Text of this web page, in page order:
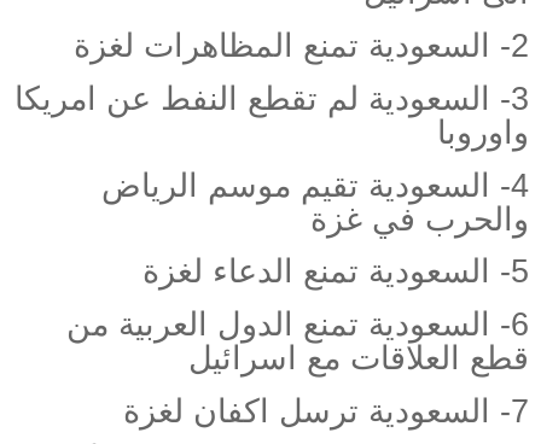
2-
السعودية تمنع المظاهرات لغزة
3-
السعودية لم تقطع النفط عن امريكا
واوروبا
4-
السعودية تقيم موسم الرياض
والحرب في غزة
5-
السعودية تمنع الدعاء لغزة
6- السعودية
تمنع الدول العربية من
قطع العلاقات مع اسرائيل
7-
السعودية ترسل اكفان لغزة